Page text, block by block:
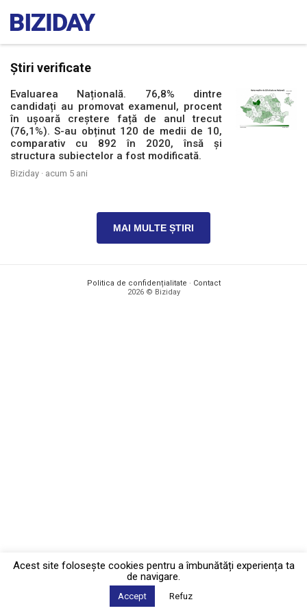
Știri verificate
Evaluarea Națională. 76,8% dintre
candidați au promovat examenul, procent
în ușoară creștere față de anul trecut
(76,1%). S-au obținut 120 de medii de 10,
comparativ cu 892 în 2020, însă și
structura subiectelor a fost modificată.
Biziday · acum 5 ani
MAI MULTE ȘTIRI
Politica de confidențialitate · Contact
2026 © Biziday
Acest site foloseşte cookies pentru a îmbunătăți experiența ta
de navigare.
Accept Refuz